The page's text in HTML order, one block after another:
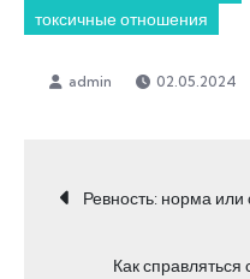
токсичные отношения
02.05.2024
Ревность: норма
Как